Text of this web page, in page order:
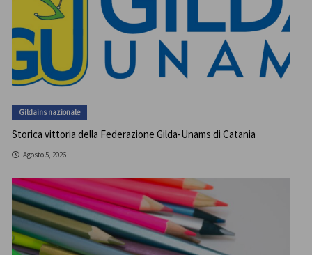
Gildains nazionale
Storica vittoria della Federazione Gilda-Unams di Catania
Agosto 5, 2026